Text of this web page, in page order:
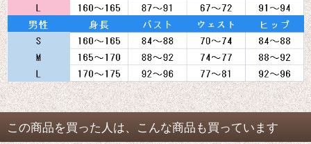
この商品を買った人は、こんな商品も買っています